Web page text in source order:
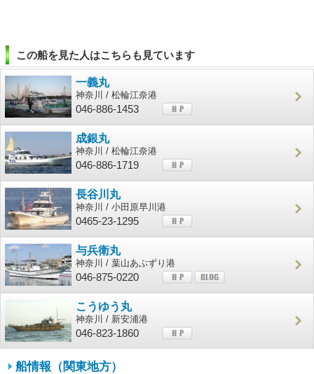
この船を見た人はこちらも見ています
一義丸
神奈川 / 松輪江奈港
046-886-1453
成銀丸
神奈川 / 松輪江奈港
046-886-1719
長谷川丸
神奈川 / 小田原早川港
0465-23-1295
与兵衛丸
神奈川 / 葉山あぶずり港
046-875-0220
こうゆう丸
神奈川 / 新安浦港
046-823-1860
船情報（関東地方）